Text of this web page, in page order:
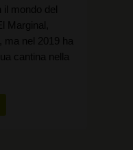
il mondo del
Marginal,
ma nel 2019 ha
cantina nella